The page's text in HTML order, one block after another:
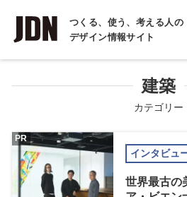
つくる、使う、考える人の
デザイン情報サイト
INTERVIEW
インタビュー
COLUMN
コラム
建築
カテゴリー
インタビュ
世界最古の
PR